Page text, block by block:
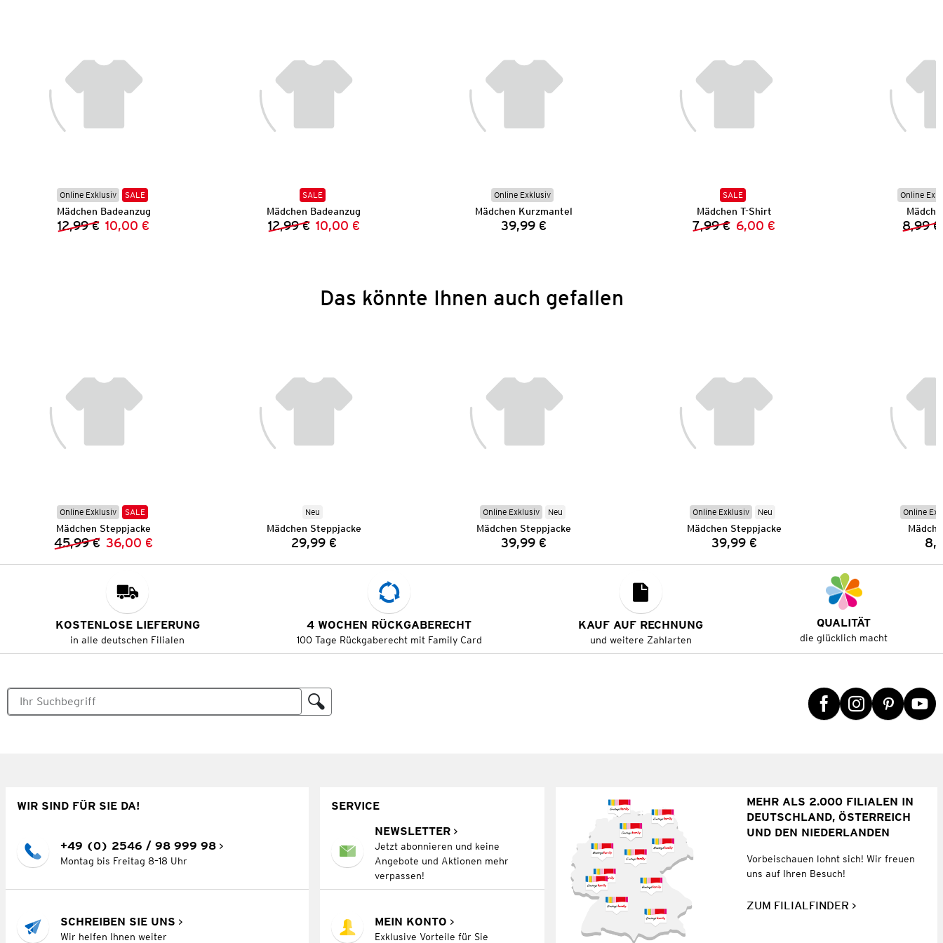
Online Exklusiv SALE
Mädchen Badeanzug
Vorheriger Preis:
12,99 € Neuer Preis:
10,00 €
SALE
Mädchen Badeanzug
Vorheriger Preis:
12,99 € Neuer Preis:
10,00 €
Online Exklusiv
Mädchen Kurzmantel
Preis:
39,99 €
SALE
Mädchen T-Shirt
Vorheriger Preis:
7,99 € Neuer Preis:
6,00 €
Online
8,99 €
Das könnte Ihnen auch gefallen
Online Exklusiv SALE
Mädchen Steppjacke
Vorheriger Preis:
45,99 € Neuer Preis:
36,00 €
Neu
Mädchen Steppjacke
Preis:
29,99 €
Online Exklusiv Neu
Mädchen Steppjacke
Preis:
39,99 €
Online Exklusiv Neu
Mädchen Steppjacke
Preis:
39,99 €
Online
KOSTENLOSE LIEFERUNG
in alle deutschen Filialen
4 WOCHEN RÜCKGABERECHT
100 Tage Rückgaberecht mit Family Card
KAUF AUF RECHNUNG
und weitere Zahlarten
QUALITÄT
die glücklich macht
WIR SIND FÜR SIE DA!
+49 (0) 2546 / 98 999 98
Montag bis Freitag 8–18 Uhr
SCHREIBEN SIE UNS
Wir helfen Ihnen weiter
SERVICE
NEWSLETTER
Jetzt abonnieren und keine
Angebote und Aktionen mehr
verpassen!
MEIN KONTO
Exklusive Vorteile für Sie
MEHR ALS 2.000 FILIALEN IN
DEUTSCHLAND, ÖSTERREICH
UND DEN NIEDERLANDEN
Vorbeischauen lohnt sich! Wir freuen
uns auf Ihren Besuch!
ZUM FILIALFINDER